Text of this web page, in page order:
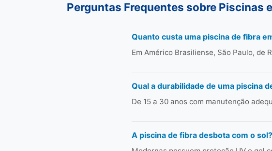
Perguntas Frequentes sobre Piscinas
Quanto custa uma piscina de fibra
Em Américo Brasiliense, São Paulo, de
Qual a durabilidade de uma piscina
De 15 a 30 anos com manutenção
A piscina de fibra desbota com o sol?